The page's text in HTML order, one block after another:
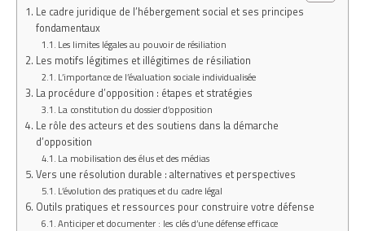
Le cadre juridique de l’hébergement social et ses principes
fondamentaux
Les limites légales au pouvoir de résiliation
Les motifs légitimes et illégitimes de résiliation
L’importance de l’évaluation sociale individualisée
La procédure d’opposition : étapes et stratégies
La constitution du dossier d’opposition
Le rôle des acteurs et des soutiens dans la démarche
d’opposition
La mobilisation des élus et des médias
Vers une résolution durable : alternatives et perspectives
L’évolution des pratiques et du cadre légal
Outils pratiques et ressources pour construire votre défense
Anticiper et documenter : les clés d’une défense efficace